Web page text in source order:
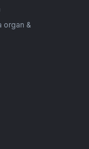
organ &